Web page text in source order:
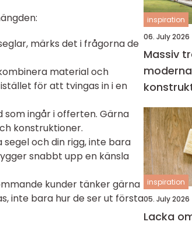
märks det i frågorna de
material och
för att tvingas in i en
som ingår i offerten. Gärna
konstruktioner.
och din rigg, inte bara
snabbt upp en känsla
kunder tänker gärna
inte bara hur de ser ut första
inspiration
06. July 2026
Massiv
och
hållbart
inspiration
05. July 2026
Lacka